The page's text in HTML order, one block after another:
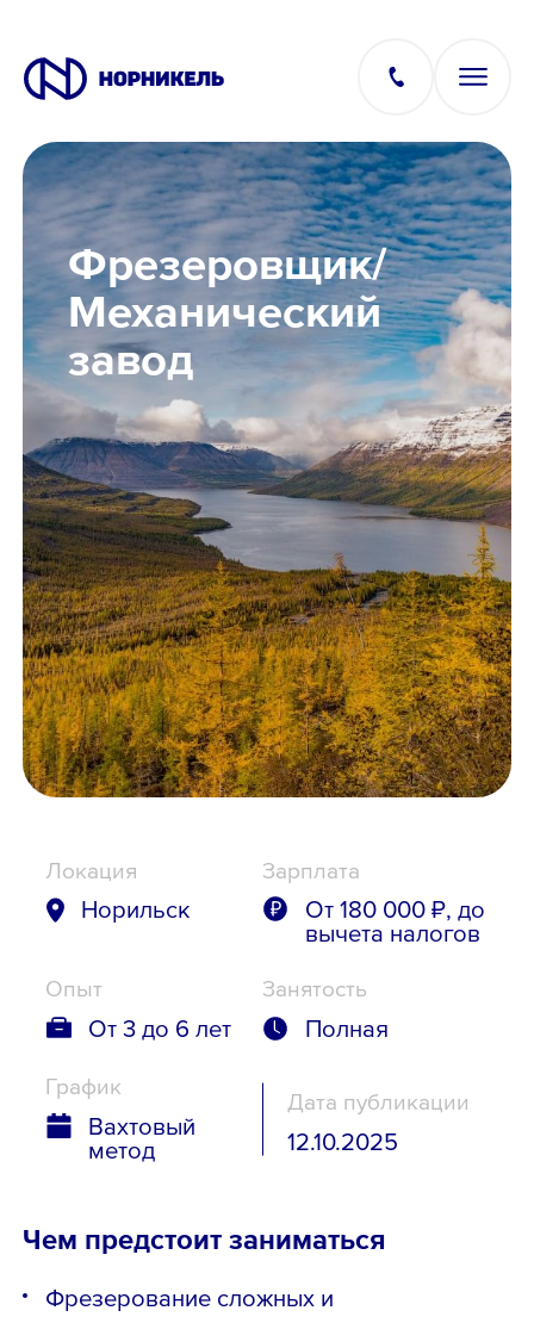
Вакансии
Производство
Офис
IT
Студентам
Школьникам
Локации
8 800 700-19-43
Фрезеровщик/
Механический
завод
Локация
Норильск
Зарплата
От 180 000 ₽, до
вычета налогов
Опыт
От 3 до 6 лет
Занятость
Полная
График
Вахтовый
метод
Дата публикации
12.10.2025
Чем предстоит заниматься
Фрезерование сложных и